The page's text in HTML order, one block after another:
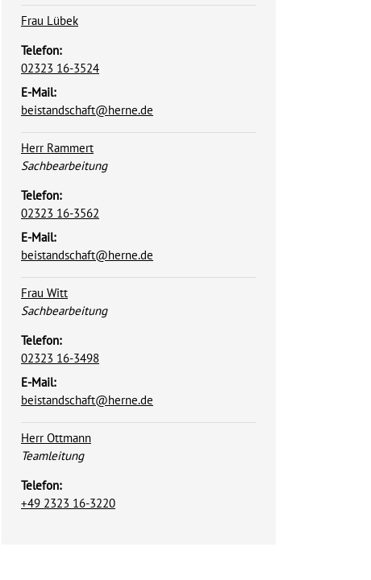
Frau Lübek
Telefon:
02323 16-3524
E-Mail:
beistandschaft@herne.de
Herr Rammert
Position:
Sachbearbeitung
Telefon:
02323 16-3562
E-Mail:
beistandschaft@herne.de
Frau Witt
Position:
Sachbearbeitung
Telefon:
02323 16-3498
E-Mail:
beistandschaft@herne.de
Herr Ottmann
Position:
Teamleitung
Telefon:
+49 2323 16-3220